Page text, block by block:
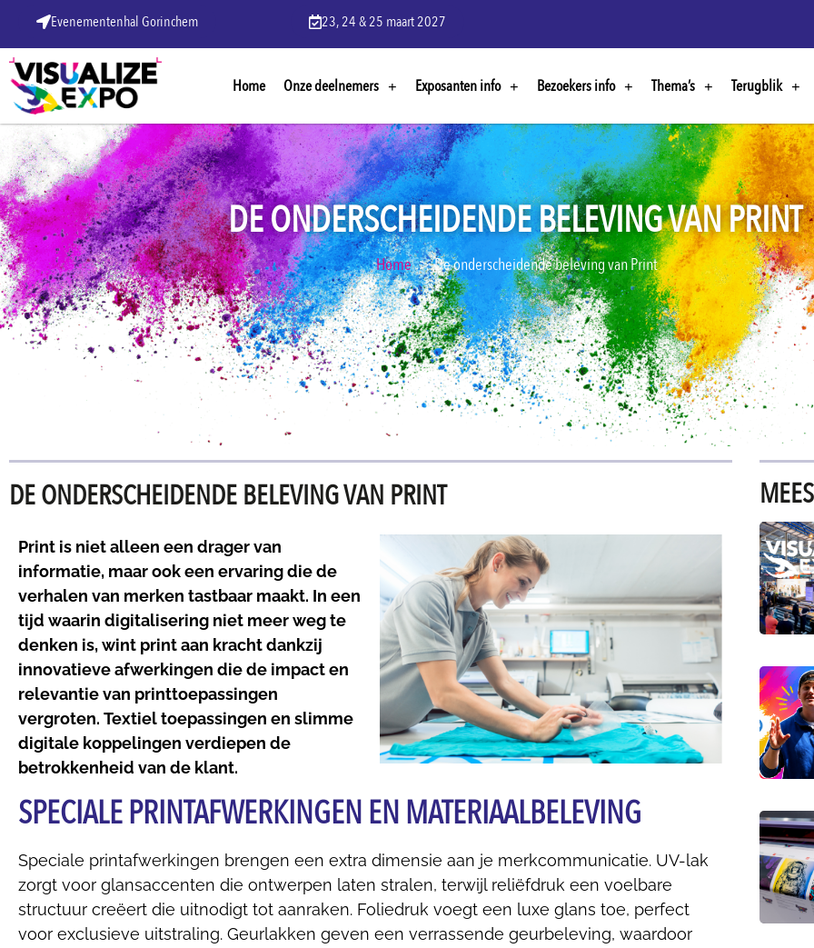
Evenementenhal Gorinchem 23, 24 & 25 maart 2027
Home Onze deelnemers Exposanten info Bezoekers info Thema’s Terugblik
DE ONDERSCHEIDENDE BELEVING VAN PRINT
Home De onderscheidende beleving van Print
DE ONDERSCHEIDENDE BELEVING VAN PRINT
Print is niet alleen een drager van
informatie, maar ook een ervaring die de
verhalen van merken tastbaar maakt. In een
tijd waarin digitalisering niet meer weg te
denken is, wint print aan kracht dankzij
innovatieve afwerkingen die de impact en
relevantie van printtoepassingen
vergroten. Textiel toepassingen en slimme
digitale koppelingen verdiepen de
betrokkenheid van de klant.
SPECIALE PRINTAFWERKINGEN EN MATERIAALBELEVING
Speciale printafwerkingen brengen een extra dimensie aan je merkcommunicatie. UV-lak
zorgt voor glansaccenten die ontwerpen laten stralen, terwijl reliëfdruk een voelbare
structuur creëert die uitnodigt tot aanraken. Foliedruk voegt een luxe glans toe, perfect
voor exclusieve uitstraling. Geurlakken geven een verrassende geurbeleving, waardoor